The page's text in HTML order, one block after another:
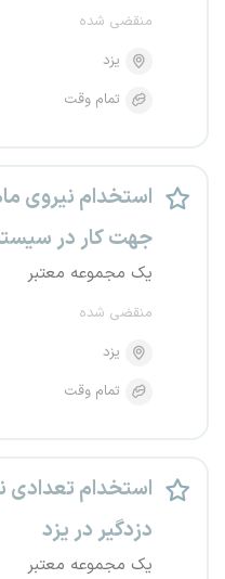
منقضی شده
یزد
تمام وقت
استخدام نیروی
جهت کار در
یک مجموعه معتبر
منقضی شده
یزد
تمام وقت
استخدام تعدادی
دزدگیر در یزد
یک مجموعه معتبر